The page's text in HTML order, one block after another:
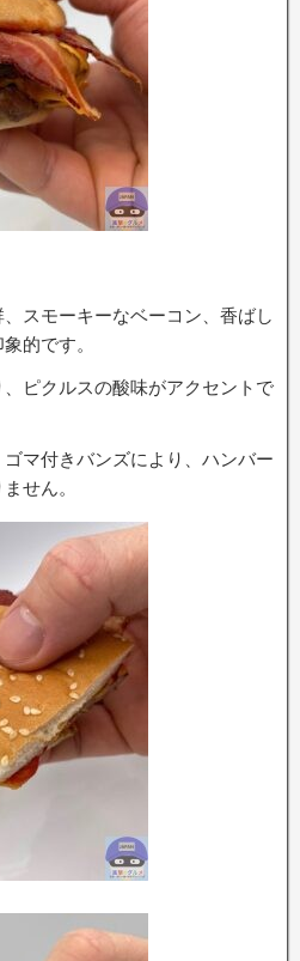
スモーキーなベーコン、香ばし
的です。
ピクルスの酸味がアクセントで
マ付きバンズにより、ハンバー
せん。